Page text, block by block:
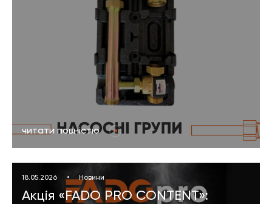
читати повністю
18.05.2026 • Новини
Акція «FADO PRO CONTENT»: